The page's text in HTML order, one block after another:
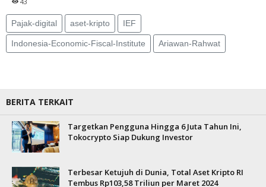
Pajak-digital aset-kripto IEF
Indonesia-Economic-Fiscal-Institute Ariawan-Rahwat
BERITA TERKAIT
Targetkan Pengguna Hingga 6 Juta Tahun Ini,
Tokocrypto Siap Dukung Investor
Terbesar Ketujuh di Dunia, Total Aset Kripto RI
Tembus Rp103,58 Triliun per Maret 2024